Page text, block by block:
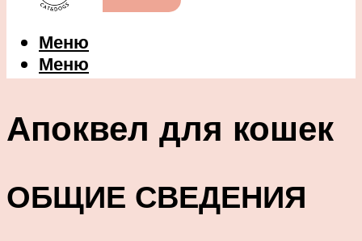
Меню
Меню
Апоквел для кошек
ОБЩИЕ СВЕДЕНИЯ